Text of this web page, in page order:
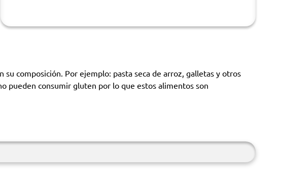
composición. Por ejemplo: pasta seca de arroz, galletas y otros
pueden consumir gluten por lo que estos alimentos son